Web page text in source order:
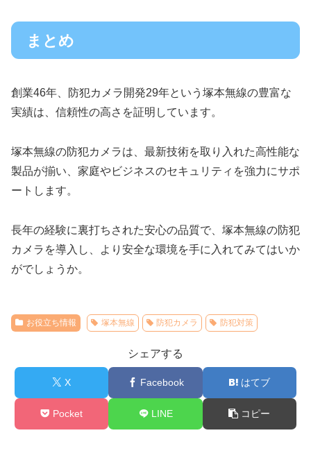
まとめ
創業46年、防犯カメラ開発29年という塚本無線の豊富な
実績は、信頼性の高さを証明しています。
塚本無線の防犯カメラは、最新技術を取り入れた高性能な
製品が揃い、家庭やビジネスのセキュリティを強力にサポ
ートします。
長年の経験に裏打ちされた安心の品質で、塚本無線の防犯
カメラを導入し、より安全な環境を手に入れてみてはいか
がでしょうか。
お役立ち情報 塚本無線 防犯カメラ 防犯対策
シェアする
X Facebook はてブ
Pocket LINE コピー